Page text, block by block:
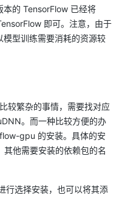
本的 TensorFlow 已经将
即可。注意，由于
型训练需要消耗的资源较
较繁杂的事情，需要找对应
。而一种比较方便的办
gpu 的安装。具体的安
他需要安装的依赖包的名
行选择安装，也可以将其添